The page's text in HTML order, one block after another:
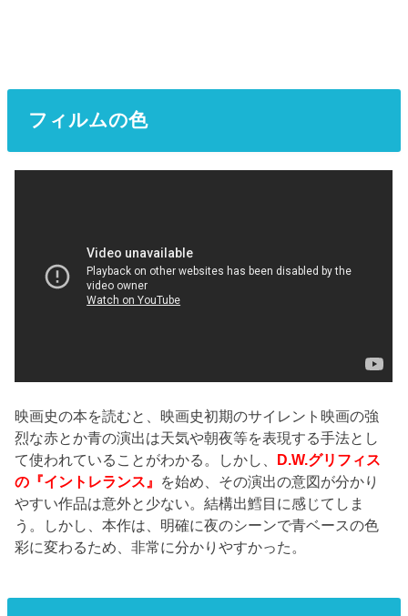
フィルムの色
映画史の本を読むと、映画史初期のサイレント映画の強
烈な赤とか青の演出は天気や朝夜等を表現する手法とし
て使われていることがわかる。しかし、
D.W.グリフィス
の『イントレランス』 を始め、その演出の意図が分かり
やすい作品は意外と少ない。結構出鱈目に感じてしま
う。しかし、本作は、明確に夜のシーンで青ベースの色
彩に変わるため、非常に分かりやすかった。